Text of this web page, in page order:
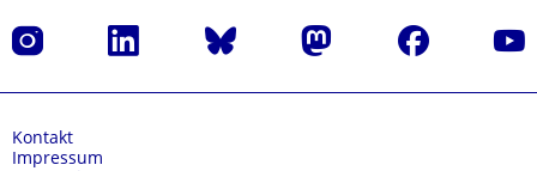
Instagram LinkedIn Bluesky Mastodon Facebook
Kontakt
Impressum